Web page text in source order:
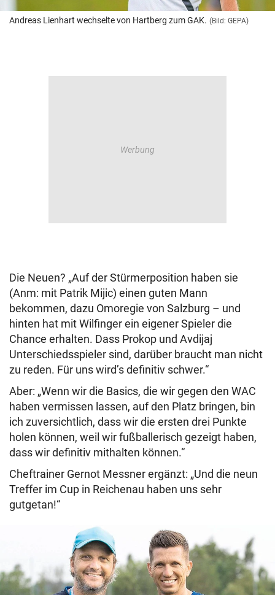
Andreas Lienhart wechselte von Hartberg zum GAK. (Bild: GEPA)
Die Neuen? „Auf der Stürmerposition haben sie
(Anm: mit Patrik Mijic) einen guten Mann
bekommen, dazu Omoregie von Salzburg – und
hinten hat mit Wilfinger ein eigener Spieler die
Chance erhalten. Dass Prokop und Avdijaj
Unterschiedsspieler sind, darüber braucht man nicht
zu reden. Für uns wird’s definitiv schwer.“
Aber: „Wenn wir die Basics, die wir gegen den WAC
haben vermissen lassen, auf den Platz bringen, bin
ich zuversichtlich, dass wir die ersten drei Punkte
holen können, weil wir fußballerisch gezeigt haben,
dass wir definitiv mithalten können.“
Cheftrainer Gernot Messner ergänzt: „Und die neun
Treffer im Cup in Reichenau haben uns sehr
gutgetan!“